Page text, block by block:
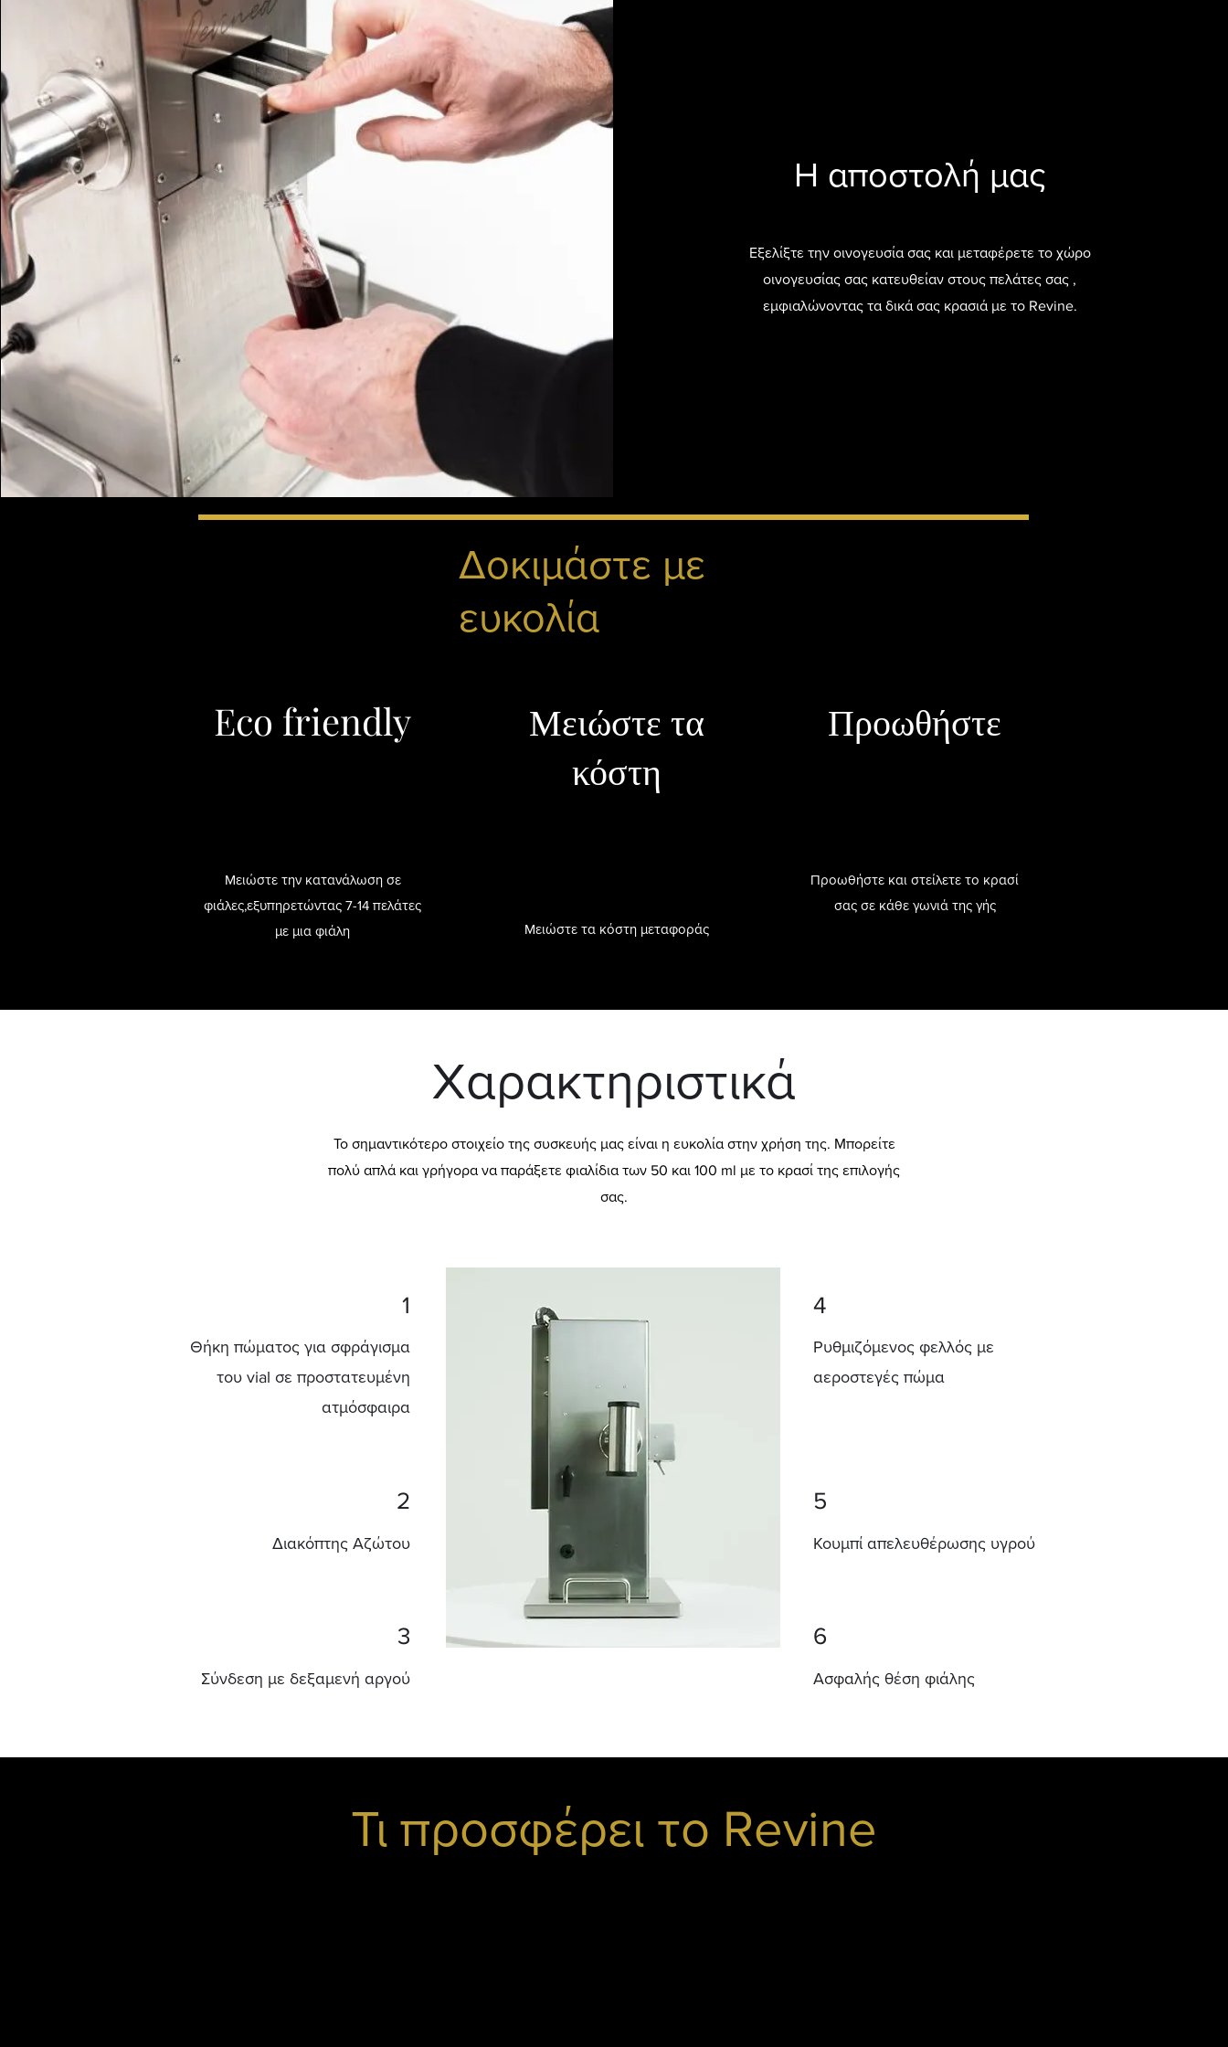
Η αποστολή μας
Εξελίξτε την οινογευσία σας και μεταφέρετε το χώρο
οινογευσίας σας κατευθείαν στους πελάτες σας ,
εμφιαλώνοντας τα δικά σας κρασιά με το Revine.
Δοκιμάστε με
ευκολία
Eco friendly
Μειώστε την κατανάλωση σε
φιάλες,εξυπηρετώντας 7-14 πελάτες
με μια φιάλη
Μειώστε τα
κόστη
Μειώστε τα κόστη μεταφοράς
Προωθήστε
Προωθήστε και στείλετε το κρασί
σας σε κάθε γωνιά της γής
Χαρακτηριστικά
Το σημαντικότερο στοιχείο της συσκευής μας είναι η ευκολία στην χρήση της. Μπορείτε
πολύ απλά και γρήγορα να παράξετε φιαλίδια των 50 και 100 ml με το κρασί της επιλογής
σας.
1
Θήκη πώματος για σφράγισμα
του vial σε προστατευμένη
ατμόσφαιρα
2
Διακόπτης Αζώτου
3
Σύνδεση με δεξαμενή αργού
4
Ρυθμιζόμενος φελλός με
αεροστεγές πώμα
5
Κουμπί απελευθέρωσης υγρού
6
Ασφαλής θέση φιάλης
Τι προσφέρει το Revine